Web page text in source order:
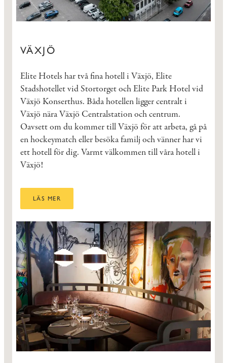
VÄXJÖ
Elite Hotels har två fina hotell i Växjö, Elite
Stadshotellet vid Stortorget och Elite Park Hotel vid
Växjö Konserthus. Båda hotellen ligger centralt i
Växjö nära Växjö Centralstation och centrum.
Oavsett om du kommer till Växjö för att arbeta, gå på
en hockeymatch eller besöka familj och vänner har vi
ett hotell för dig. Varmt välkommen till våra hotell i
Växjö!
LÄS MER